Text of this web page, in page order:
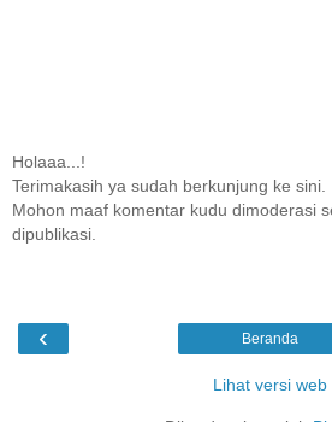
Holaaa...!
Terimakasih ya sudah berkunjung ke sini.
Mohon maaf komentar kudu dimoderasi
dipublikasi.
‹ Beranda
Lihat versi web